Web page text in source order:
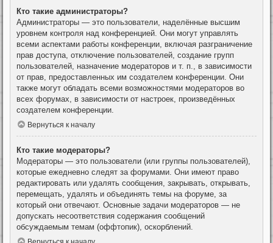
Кто такие администраторы?
Администраторы — это пользователи, наделённые высшим
уровнем контроля над конференцией. Они могут управлять
всеми аспектами работы конференции, включая разграничение
прав доступа, отключение пользователей, создание групп
пользователей, назначение модераторов и т. п., в зависимости
от прав, предоставленных им создателем конференции. Они
также могут обладать всеми возможностями модераторов во
всех форумах, в зависимости от настроек, произведённых
создателем конференции.
Вернуться к началу
Кто такие модераторы?
Модераторы — это пользователи (или группы пользователей),
которые ежедневно следят за форумами. Они имеют право
редактировать или удалять сообщения, закрывать, открывать,
перемещать, удалять и объединять темы на форуме, за
который они отвечают. Основные задачи модераторов — не
допускать несоответствия содержания сообщений
обсуждаемым темам (оффтопик), оскорблений.